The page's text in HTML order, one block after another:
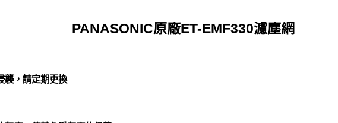
PANASONIC原廠ET-EMF330濾塵網
襲，請定期更換